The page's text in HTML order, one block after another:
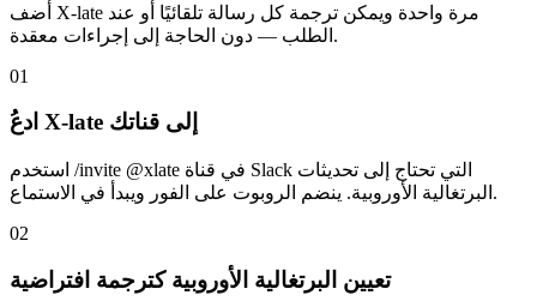
أضف X-late مرة واحدة ويمكن ترجمة كل رسالة تلقائيًا أو عند
الطلب — دون الحاجة إلى إجراءات معقدة.
01
ادعُ X-late إلى قناتك
استخدم /invite @xlate في قناة Slack التي تحتاج إلى تحديثات
البرتغالية الأوروبية. ينضم الروبوت على الفور ويبدأ في الاستماع.
02
تعيين البرتغالية الأوروبية كترجمة افتراضية